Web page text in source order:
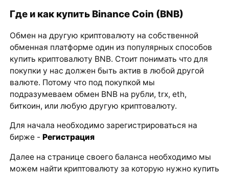
Где и как купить Binance Coin (BNB)
Обмен на другую криптовалюту на собственной
обменная платформе один из популярных способов
купить криптовалюту BNB. Стоит понимать что для
покупки у нас должен быть актив в любой другой
валюте. Потому что под покупкой мы
подразумеваем обмен BNB на рубли, trx, eth,
биткоин, или любую другую криптовалюту.
Для начала необходимо зарегистрироваться на
бирже - Регистрация
Далее на странице своего баланса необходимо мы
можем найти криптовалюту за которую нужно купить